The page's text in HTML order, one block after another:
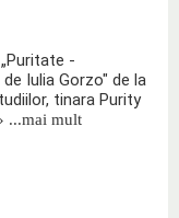
-
Iulia Gorzo" de la
tinara Purity
...mai mult